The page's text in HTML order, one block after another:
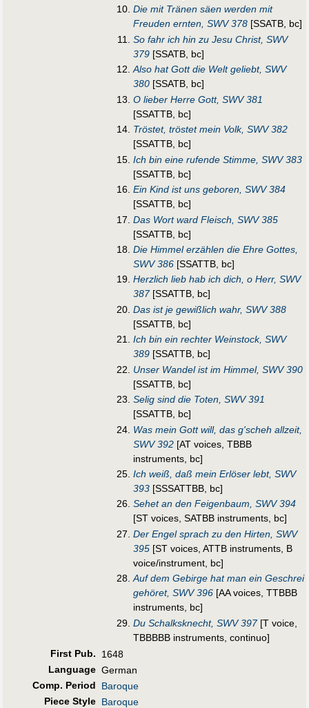
Die mit Tränen säen werden mit
Freuden ernten, SWV 378 [SSATB, bc]
So fahr ich hin zu Jesu Christ, SWV
379 [SSATB, bc]
Also hat Gott die Welt geliebt, SWV
380 [SSATB, bc]
O lieber Herre Gott, SWV 381
[SSATTB, bc]
Tröstet, tröstet mein Volk, SWV 382
[SSATTB, bc]
Ich bin eine rufende Stimme, SWV 383
[SSATTB, bc]
Ein Kind ist uns geboren, SWV 384
[SSATTB, bc]
Das Wort ward Fleisch, SWV 385
[SSATTB, bc]
Die Himmel erzählen die Ehre Gottes,
SWV 386 [SSATTB, bc]
Herzlich lieb hab ich dich, o Herr, SWV
387[SSATTB, bc]
Das ist je gewißlich wahr, SWV 388
[SSATTB, bc]
Ich bin ein rechter Weinstock, SWV
389 [SSATTB, bc]
Unser Wandel ist im Himmel, SWV 390
[SSATTB, bc]
Selig sind die Toten, SWV 391
[SSATTB, bc]
Was mein Gott will, das g'scheh allzeit,
SWV 392 [AT voices, TBBB
instruments, bc]
Ich weiß, daß mein Erlöser lebt, SWV
393 [SSSATTBB, bc]
Sehet an den Feigenbaum, SWV 394
[ST voices, SATBB instruments, bc]
Der Engel sprach zu den Hirten, SWV
395 [ST voices, ATTB instruments, B
voice/instrument, bc]
Auf dem Gebirge hat man ein Geschrei
gehöret, SWV 396 [AA voices, TTBBB
instruments, bc]
Du Schalksknecht, SWV 397[T voice,
TBBBBB instruments, continuo]
First Pub.
1648
Language German
Comp. Period
Baroque
Piece Style Baroque